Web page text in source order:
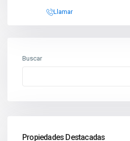
Llamar
Buscar
Propiedades Destacadas